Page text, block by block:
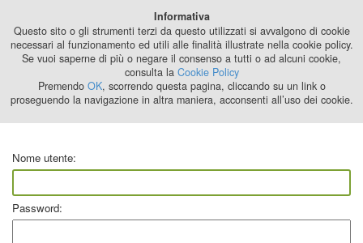
2024
Nome utente:
Password:
Informativa
Questo sito o gli strumenti terzi da questo utilizzati si avvalgono di cookie
necessari al funzionamento ed utili alle finalità illustrate nella cookie policy.
Se vuoi saperne di più o negare il consenso a tutti o ad alcuni cookie,
consulta la Cookie Policy
Premendo OK, scorrendo questa pagina, cliccando su un link o
proseguendo la navigazione in altra maniera, acconsenti all’uso dei cookie.